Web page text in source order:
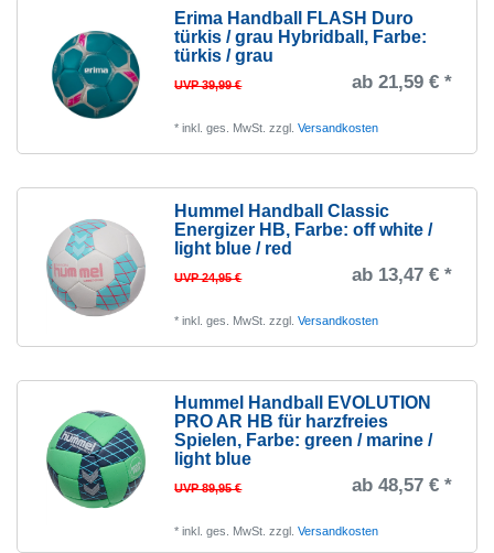
Erima Handball FLASH Duro
türkis / grau Hybridball , Farbe:
türkis / grau
UVP 39,99 € ab 21,59 € *
*inkl. ges. MwSt. zzgl.Versandkosten
Hummel Handball Classic
Energizer HB, Farbe: off white /
light blue / red
UVP 24,95 € ab 13,47 € *
*inkl. ges. MwSt. zzgl.Versandkosten
Hummel Handball EVOLUTION
PRO AR HB für harzfreies
Spielen, Farbe: green / marine /
light blue
UVP 89,95 € ab 48,57 € *
*inkl. ges. MwSt. zzgl.Versandkosten